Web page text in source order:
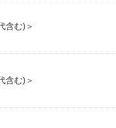
含む)＞
含む)＞